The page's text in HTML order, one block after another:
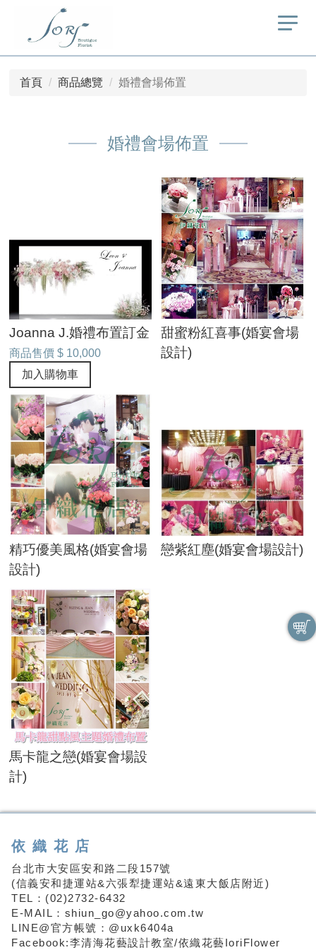
首頁 商品總覽 婚禮會場佈置
婚禮會場佈置
Joanna J.婚禮布置訂金
商品售價 $ 10,000
加入購物車
甜蜜粉紅喜事(婚宴會場
設計)
精巧優美風格(婚宴會場
設計)
戀紫紅塵(婚宴會場設計)
馬卡龍之戀(婚宴會場設
計)
依織花店
台北市大安區安和路二段157號
(信義安和捷運站&六張犁捷運站&遠東大飯店附近)
TEL：(02)2732-6432
E-MAIL：shiun_go@yahoo.com.tw
LINE@官方帳號：@uxk6404a
Facebook:李清海花藝設計教室/依織花藝IoriFlower